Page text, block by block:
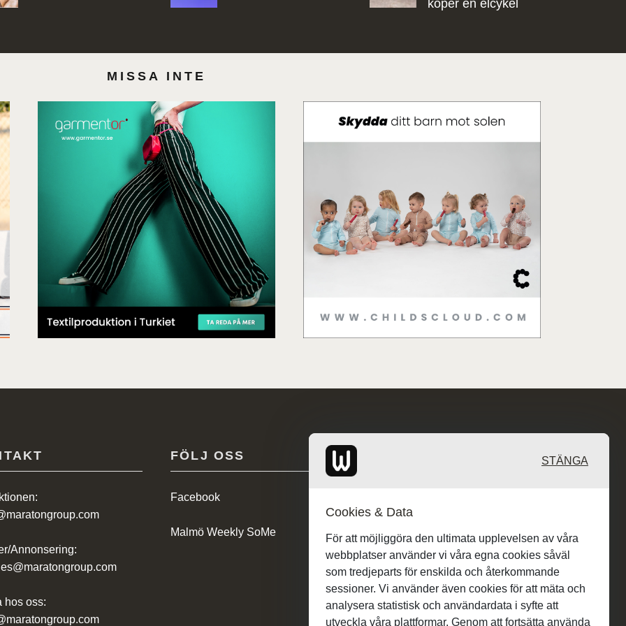
köper en elcykel
MISSA INTE
Annonsering:
hos oss:
FÖLJ OSS
Facebook
Malmö Weekly SoMe
STÄNGA
Cookies & Data
För att möjliggöra den ultimata upplevelsen av våra
webbplatser använder vi våra egna cookies såväl
som tredjeparts för enskilda och återkommande
sessioner. Vi använder även cookies för att mäta och
analysera statistisk och användardata i syfte att
utveckla våra plattformar. Genom att fortsätta använda